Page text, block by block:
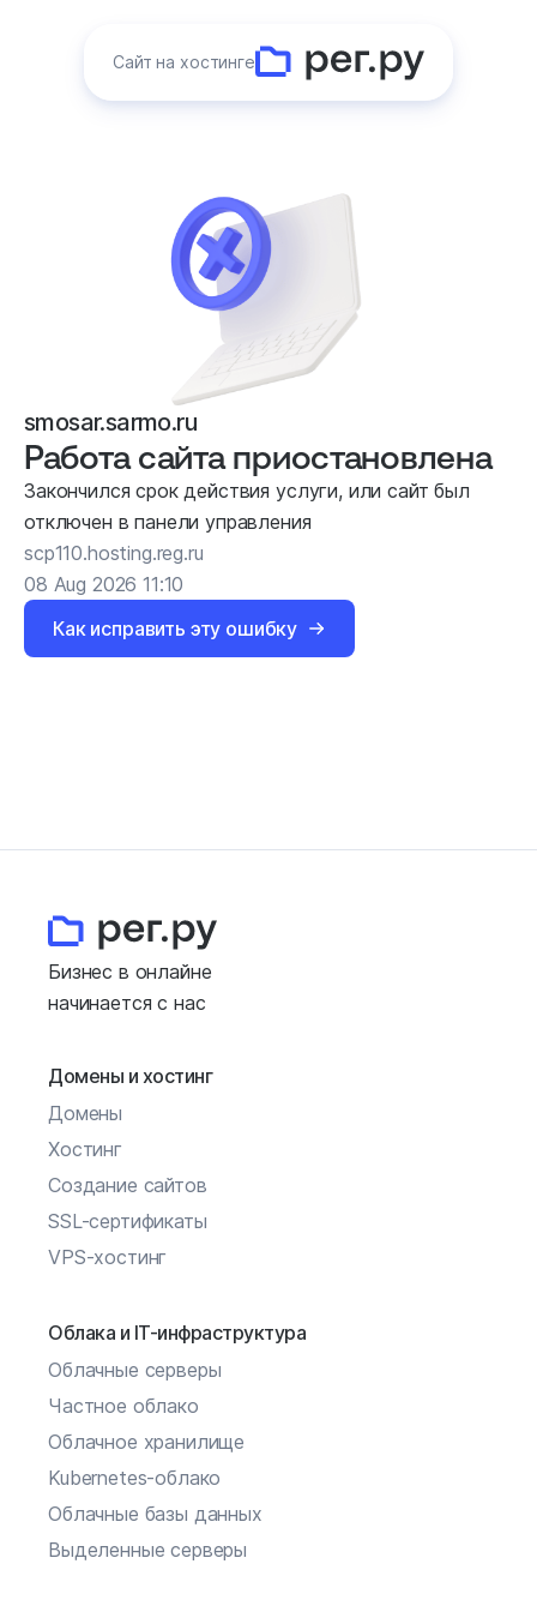
Сайт на хостинге
smosar.sarmo.ru
Работа сайта приостановлена
Закончился срок действия услуги, или сайт был
отключен в панели управления
scp110.hosting.reg.ru
08 Aug 2026 11:10
Как исправить эту ошибку
Бизнес в онлайне
начинается с нас
Домены и хостинг
Домены
Хостинг
Создание сайтов
SSL-сертификаты
VPS-хостинг
Облака и IT-инфраструктура
Облачные серверы
Частное облако
Облачное хранилище
Kubernetes-облако
Облачные базы данных
Выделенные серверы